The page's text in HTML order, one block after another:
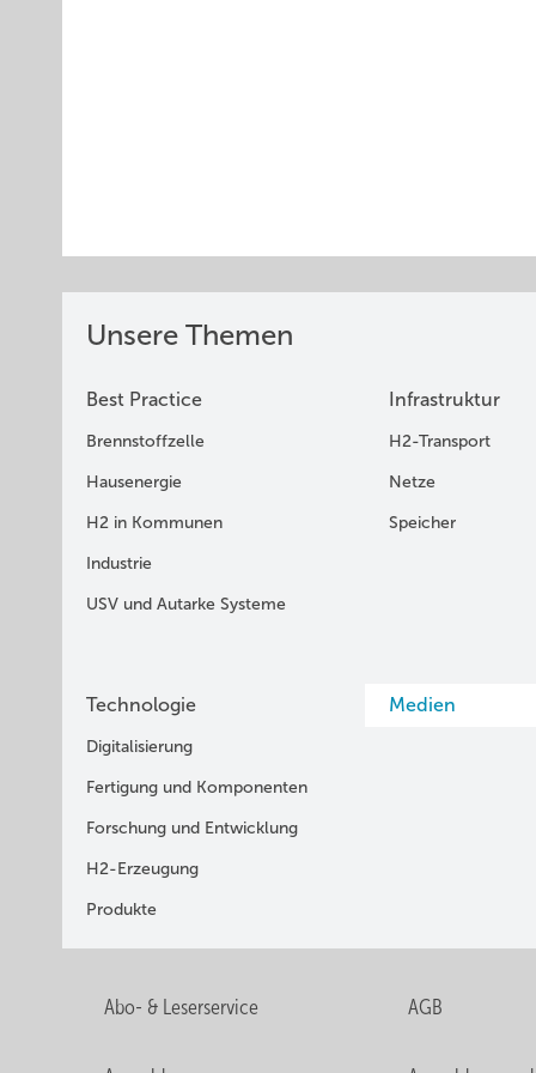
Unsere Themen
Best Practice
Brennstoffzelle
Hausenergie
H2 in Kommunen
Industrie
USV und Autarke Systeme
Infrastruktur
H2-Transport
Netze
Speicher
Technologie
Digitalisierung
Fertigung und Komponenten
Forschung und Entwicklung
H2-Erzeugung
Produkte
Medien
Abo- & Leserservice AGB